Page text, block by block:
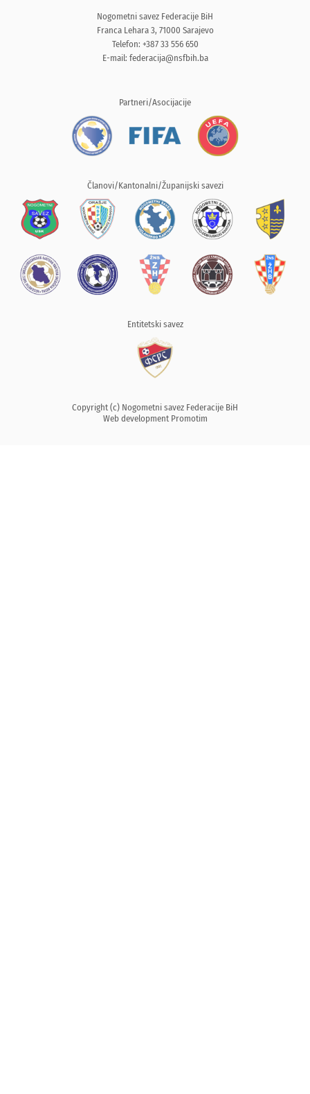
Nogometni savez Federacije BiH
Franca Lehara 3, 71000 Sarajevo
Telefon: +387 33 556 650
E-mail: federacija@nsfbih.ba
Partneri/Asocijacije
Članovi/Kantonalni/Županijski savezi
Entitetski savez
Copyright (c) Nogometni savez Federacije BiH
Web development Promotim